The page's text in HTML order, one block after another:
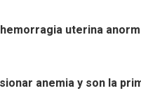
uterina
anemia y son la